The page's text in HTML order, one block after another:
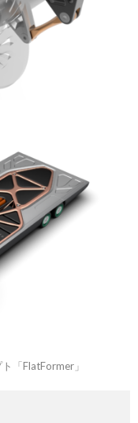
「FlatFormer」